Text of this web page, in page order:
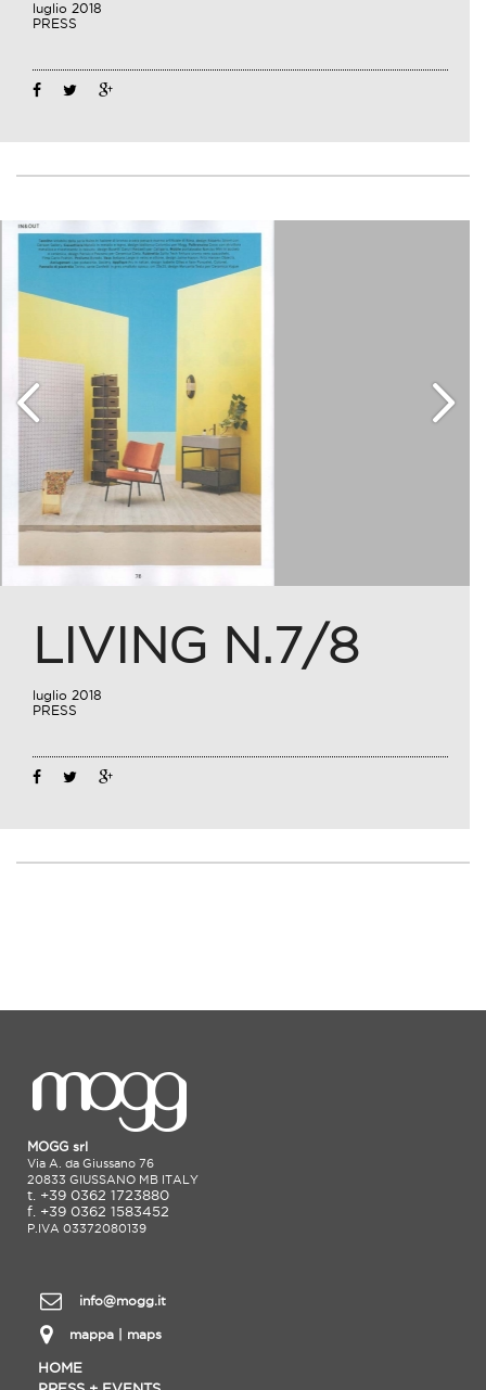
luglio 2018
PRESS
Lug 04
LIVING N.7/8
luglio 2018
PRESS
MOGG srl
Via A. da Giussano 76
20833 GIUSSANO MB ITALY
t. +39 0362 1723880
f. +39 0362 1583452
P.IVA 03372080139
info@mogg.it
mappa | maps
HOME